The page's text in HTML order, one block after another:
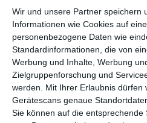
Wir und unsere Partner speichern
Informationen wie Cookies auf
personenbezogene Daten wie
Standardinformationen, die von
Werbung und Inhalte, Werbung
Zielgruppenforschung und
werden. Mit Ihrer Erlaubnis dürfen
Gerätescans genaue
Sie können auf die
per E-Mail
Facebook, Twitter,